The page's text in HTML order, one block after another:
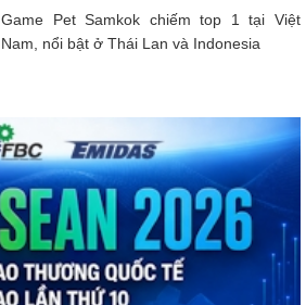
Game Pet Samkok chiếm top 1 tại Việt
Nam, nổi bật ở Thái Lan và Indonesia